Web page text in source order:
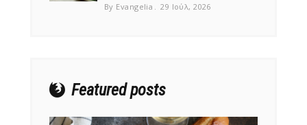
By Evangelia 29 Ιούλ, 2026
Featured posts